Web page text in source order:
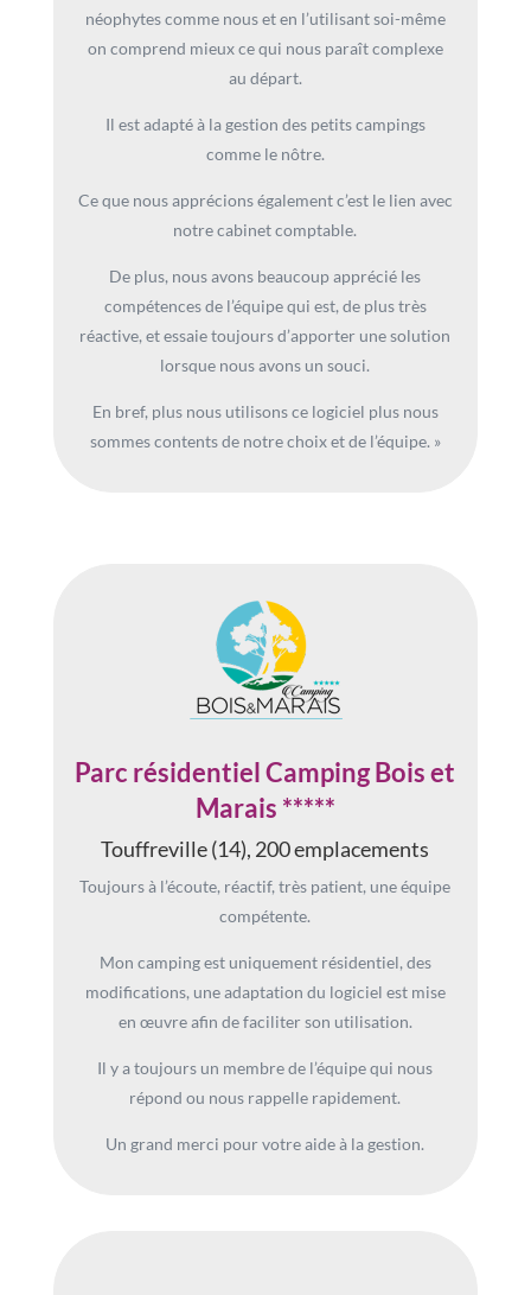
néophytes comme nous et en l’utilisant soi-même
on comprend mieux ce qui nous paraît complexe
au départ.
Il est adapté à la gestion des petits campings
comme le nôtre.
Ce que nous apprécions également c’est le lien avec
notre cabinet comptable.
De plus, nous avons beaucoup apprécié les
compétences de l’équipe qui est, de plus très
réactive, et essaie toujours d’apporter une solution
lorsque nous avons un souci.
En bref, plus nous utilisons ce logiciel plus nous
sommes contents de notre choix et de l’équipe. »
Parc résidentiel Camping Bois et
Marais *****
Touffreville (14), 200 emplacements
Toujours à l’écoute, réactif, très patient, une équipe
compétente.
Mon camping est uniquement résidentiel, des
modifications, une adaptation du logiciel est mise
en œuvre afin de faciliter son utilisation.
Il y a toujours un membre de l’équipe qui nous
répond ou nous rappelle rapidement.
Un grand merci pour votre aide à la gestion.